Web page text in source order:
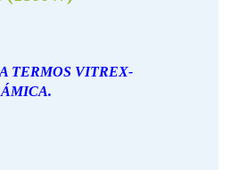
TERMOS VITREX-